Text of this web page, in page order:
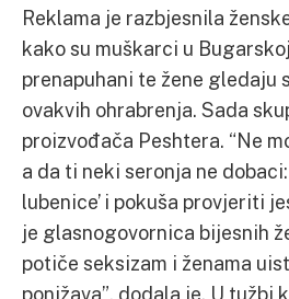
Reklama je razbjesnila
kako su muškarci u
prenapuhani te žene gledaju
ovakvih ohrabrenja. Sada
proizvođača Peshtera. “Ne
a da ti neki seronja ne dobaci:
lubenice’ i pokuša provjeriti
je glasnogovornica bijesnih
potiče seksizam i ženama
ponižava”, dodala je. U tužbi